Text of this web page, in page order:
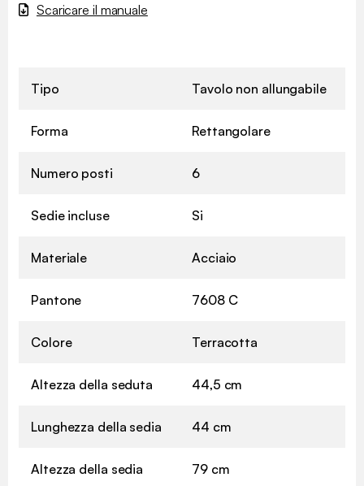
Scaricare il manuale
Tipo Tavolo non allungabile
Forma Rettangolare
Numero posti 6
Sedie incluse Si
Materiale Acciaio
Pantone 7608 C
Colore Terracotta
Altezza della seduta 44,5 cm
Lunghezza della sedia 44 cm
Altezza della sedia 79 cm